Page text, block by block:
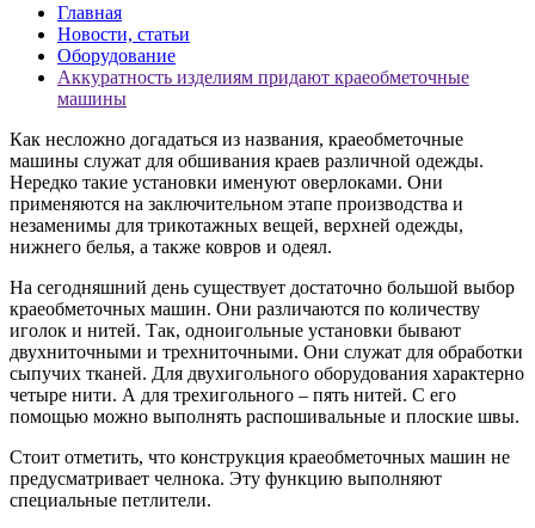
Главная
Новости, статьи
Оборудование
Аккуратность изделиям придают краеобметочные
машины
Как несложно догадаться из названия, краеобметочные
машины служат для обшивания краев различной одежды.
Нередко такие установки именуют оверлоками. Они
применяются на заключительном этапе производства и
незаменимы для трикотажных вещей, верхней одежды,
нижнего белья, а также ковров и одеял.
На сегодняшний день существует достаточно большой выбор
краеобметочных машин. Они различаются по количеству
иголок и нитей. Так, одноигольные установки бывают
двухниточными и трехниточными. Они служат для обработки
сыпучих тканей. Для двухигольного оборудования характерно
четыре нити. А для трехигольного – пять нитей. С его
помощью можно выполнять распошивальные и плоские швы.
Стоит отметить, что конструкция краеобметочных машин не
предусматривает челнока. Эту функцию выполняют
специальные петлители.